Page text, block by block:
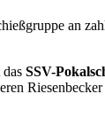
an
SSV-